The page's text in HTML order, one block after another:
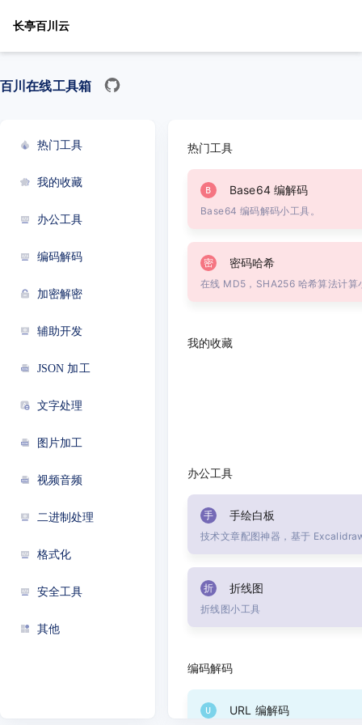
长亭百川云
百川在线工具箱
热门工具
我的收藏
办公工具
编码解码
加密解密
辅助开发
JSON 加工
文字处理
图片加工
视频音频
二进制处理
格式化
安全工具
其他
热门工具
B Base64 编解码
Base64 编码解码小工具。
密 密码哈希
在线 MD5，SHA256 哈希算法计算
我的收藏
办公工具
手 手绘白板
折 折线图
折线图小工具
编码解码
U URL 编解码